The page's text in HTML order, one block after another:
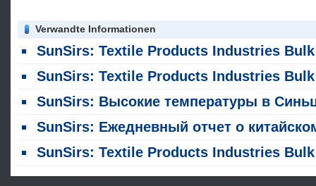
Verwandte Informationen
SunSirs: Textile Products Industries Bulk Commodity Intelligence (6 августа 2026
SunSirs: Textile Products Industries Bulk Commodity Intelligence (5 августа 2026
SunSirs: Высокие температуры в Синьцзяне проверяли урожайность
SunSirs: Ежедневный отчет о китайском и международном рынках хлопка (3
SunSirs: Textile Products Industries Bulk Commodity Intelligence (30 июля